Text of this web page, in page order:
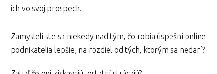
ich vo svoj prospech.
Zamysleli ste sa niekedy nad tým, čo robia úspešní online
podnikatelia lepšie, na rozdiel od tých, ktorým sa nedarí?